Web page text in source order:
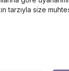
tarzıyla size